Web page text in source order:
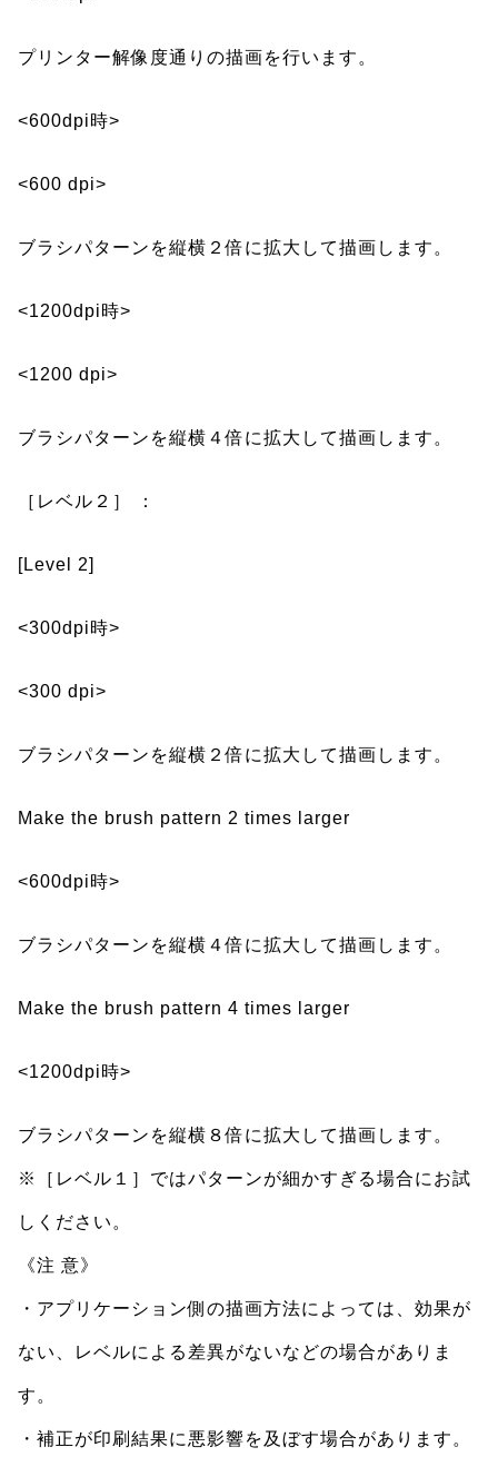
プリンター解像度通りの描画を行います。
<600dpi時>
<600 dpi>
ブラシパターンを縦横２倍に拡大して描画します。
<1200dpi時>
<1200 dpi>
ブラシパターンを縦横４倍に拡大して描画します。
［レベル２］ ：
[Level 2]
<300dpi時>
<300 dpi>
ブラシパターンを縦横２倍に拡大して描画します。
Make the brush pattern 2 times larger
<600dpi時>
ブラシパターンを縦横４倍に拡大して描画します。
Make the brush pattern 4 times larger
<1200dpi時>
ブラシパターンを縦横８倍に拡大して描画します。
※［レベル１］ではパターンが細かすぎる場合にお試
しください。
《注 意》
・アプリケーション側の描画方法によっては、効果が
ない、レベルによる差異がないなどの場合がありま
す。
・補正が印刷結果に悪影響を及ぼす場合があります。